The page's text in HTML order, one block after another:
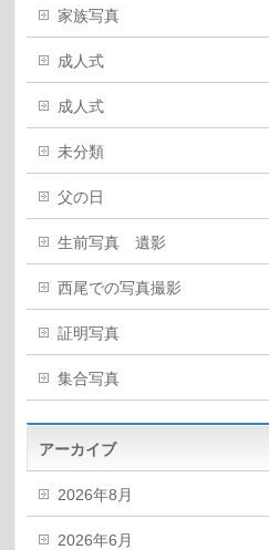
家族写真
成人式
成人式
未分類
父の日
生前写真 遺影
西尾での写真撮影
証明写真
集合写真
アーカイブ
2026年8月
2026年6月